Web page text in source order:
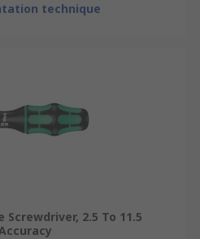
technique
2.5 To 11.5